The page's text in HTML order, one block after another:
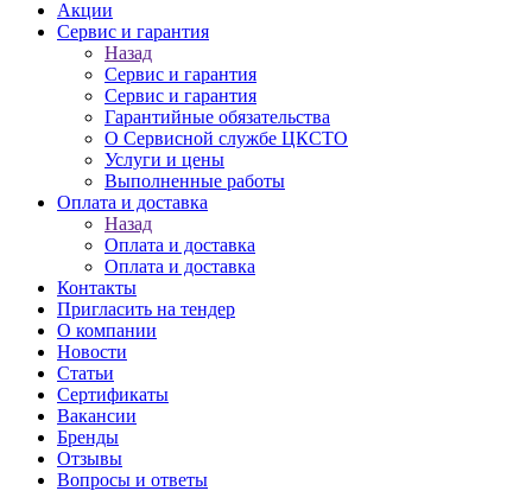
Акции
Сервис и гарантия
Назад
Сервис и гарантия
Сервис и гарантия
Гарантийные обязательства
О Сервисной службе ЦКСТО
Услуги и цены
Выполненные работы
Оплата и доставка
Назад
Оплата и доставка
Оплата и доставка
Контакты
Пригласить на тендер
О компании
Новости
Статьи
Сертификаты
Вакансии
Бренды
Отзывы
Вопросы и ответы